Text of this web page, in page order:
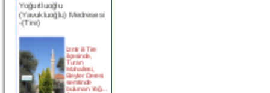
(Yavukluoğlu) Medresesi
-(Tire)
ilçesinde,
Turan
Mahallesi,
Beyler Deresi
semtinde
bulunan Yoğ...
devam »